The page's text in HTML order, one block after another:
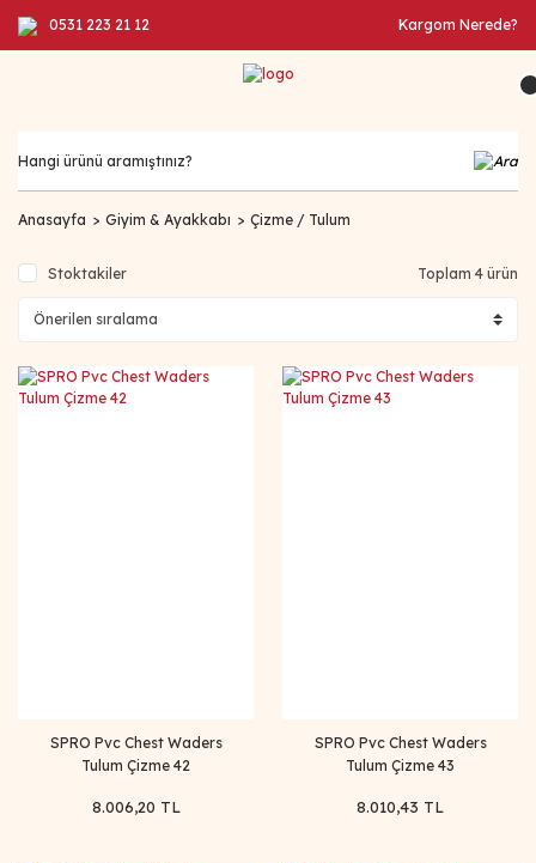
0531 223 21 12 Kargom Nerede?
Anasayfa Giyim & Ayakkabı Çizme / Tulum
Stoktakiler Toplam 4 ürün
SPRO Pvc Chest Waders
Tulum Çizme 42
8.006,20 TL
SPRO Pvc Chest Waders
Tulum Çizme 43
8.010,43 TL